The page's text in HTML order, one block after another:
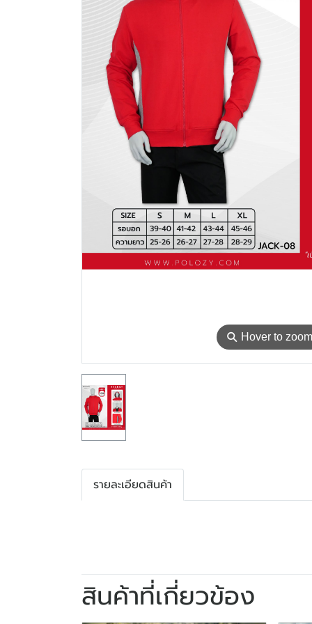
⚲ Hover to zoom
รายละเอียดสินค้า
สินค้าที่เกี่ยวข้อง